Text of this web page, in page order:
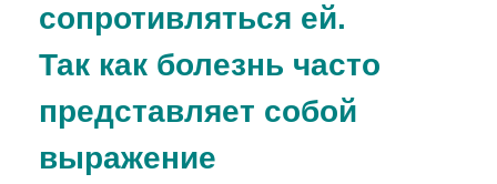
сопротивляться ей.
Так как болезнь часто
представляет собой
выражение